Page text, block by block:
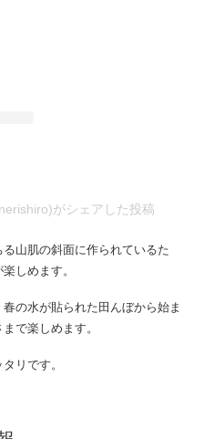
がシェアした投稿
山肌の斜面に作られているた
しめます。
の水が貼られた田んぼから始ま
で楽しめます。
リです。